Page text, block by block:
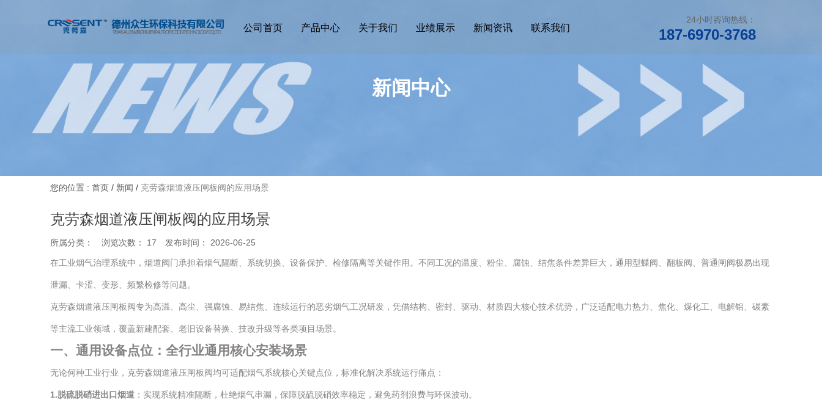
公司首页 产品中心 关于我们 业绩展示 新闻资讯 联系我们
24小时咨询热线：
187-6970-3768
新闻中心
您的位置 : 首页 / 新闻 / 克劳森烟道液压闸板阀的应用场景
克劳森烟道液压闸板阀的应用场景
所属分类： 浏览次数： 17 发布时间： 2026-06-25
在工业烟气治理系统中，烟道阀门承担着烟气隔断、系统切换、设备保护、检修隔离等关键作用。不同工况的温度、粉尘、腐蚀、结焦条件差异巨大，通用型蝶阀、翻板阀、普通闸阀极易出现
泄漏、卡涩、变形、频繁检修等问题。
克劳森烟道液压闸板阀专为高温、高尘、强腐蚀、易结焦、连续运行的恶劣烟气工况研发，凭借结构、密封、驱动、材质四大核心技术优势，广泛适配电力热力、焦化、煤化工、电解铝、碳素
等主流工业领域，覆盖新建配套、老旧设备替换、技改升级等各类项目场景。
一、通用设备点位：全行业通用核心安装场景
无论何种工业行业，克劳森烟道液压闸板阀均可适配烟气系统核心关键点位，标准化解决系统运行痛点：
1.脱硫脱硝进出口烟道 ：实现系统精准隔断，杜绝烟气串漏，保障脱硫脱硝效率稳定，避免药剂浪费与环保波动。